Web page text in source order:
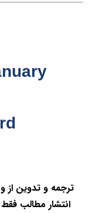
ترجمه و تدوین
انتشار مطالب